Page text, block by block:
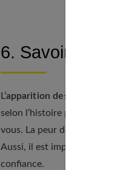
6. Savoir le
L’apparition des sentiments
selon l’histoire personnelle de
vous. La peur de souffrir ou
Aussi, il est important que
confiance.